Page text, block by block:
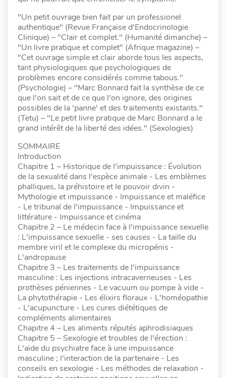
"Un petit ouvrage bien fait par un professionel
authentique" (Revue Française d'Endocrinologie
Clinique) – "Clair et complet." (Humanité dimanche) –
"Un livre pratique et complet" (Afrique magazine) –
"Cet ouvrage simple et clair aborde tous les aspects,
tant physiologiques que psychologiques de
problèmes encore considérés comme tabous."
(Psychologie) – "Marc Bonnard fait la synthèse de ce
que l'on sait et de ce que l'on ignore, des origines
possibles de la ‘panne' et des traitements existants."
(Tetu) – "Le petit livre pratique de Marc Bonnard a le
grand intérêt de la liberté des idées." (Sexologies)
SOMMAIRE
Introduction
Chapitre 1 – Historique de l'impuissance : Évolution
de la sexualité dans l'espèce animale - Les emblèmes
phalliques, la préhistoire et le pouvoir divin -
Mythologie et impuissance - Impuissance et maléfice
- Le tribunal de l'impuissance - Impuissance et
littérature - Impuissance et cinéma
Chapitre 2 – Le médecin face à l'impuissance sexuelle
: L'impuissance sexuelle - ses causes - La taille du
membre viril et le complexe du micropénis -
L'andropause
Chapitre 3 – Les traitements de l'impuissance
masculine : Les injections intracaverneuses - Les
prothèses péniennes - Le vacuum ou pompe à vide -
La phytothérapie - Les élixirs floraux - L'homéopathie
- L'acupuncture - Les cures diététiques de
compléments alimentaires
Chapitre 4 – Les aliments réputés aphrodisiaques
Chapitre 5 – Sexologie et troubles de l'érection :
L'aide du psychiatre face à une impuissance
masculine ; l'interaction de la partenaire - Les
conseils en sexologie - Les méthodes de relaxation -